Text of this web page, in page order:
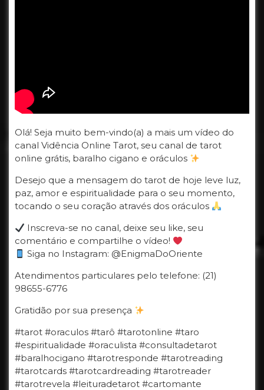
Olá! Seja muito bem-vindo(a) a mais um vídeo do
canal Vidência Online Tarot, seu canal de tarot
online grátis, baralho cigano e oráculos
Desejo que a mensagem do tarot de hoje leve luz,
paz, amor e espiritualidade para o seu momento,
tocando o seu coração através dos oráculos
Inscreva-se no canal, deixe seu like, seu
comentário e compartilhe o vídeo!
Siga no Instagram: @EnigmaDoOriente
Atendimentos particulares pelo telefone: (21)
98655-6776
Gratidão por sua presença
#tarot #oraculos #tarô #tarotonline #taro
#espiritualidade #oraculista #consultadetarot
#baralhocigano #tarotresponde #tarotreading
#tarotcards #tarotcardreading #tarotreader
#tarotrevela #leituradetarot #cartomante